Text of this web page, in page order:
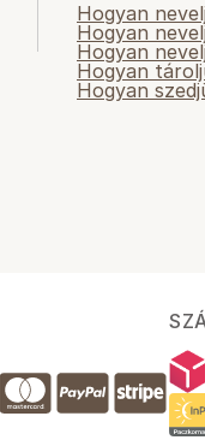
Hogyan
Hogyan
Hogyan
Hogyan
Hogyan